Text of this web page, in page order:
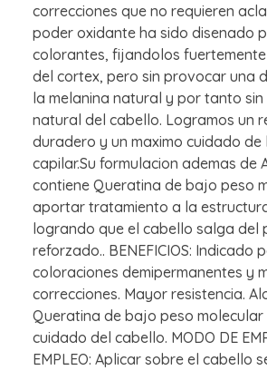
correcciones que no requieren
poder oxidante ha sido disenado
colorantes, fijandolos
del cortex, pero sin provocar una
la melanina natural y por tanto
natural del cabello. Logramos un
duradero y un maximo cuidado de
capilar.Su formulacion ademas de
contiene Queratina de bajo peso
aportar tratamiento a la
logrando que el cabello salga del
reforzado.. BENEFICIOS: Indicado
coloraciones demipermanentes y
correcciones. Mayor resistencia.
Queratina de bajo peso molecular
cuidado del cabello. MODO DE
EMPLEO: Aplicar sobre el cabello